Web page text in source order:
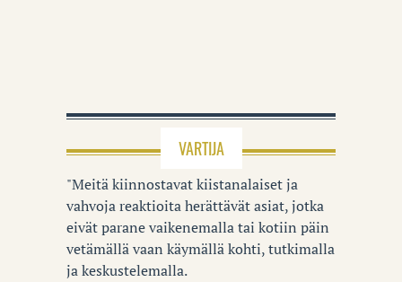
VARTIJA
"Meitä kiinnostavat kiistanalaiset ja
vahvoja reaktioita herättävät asiat, jotka
eivät parane vaikenemalla tai kotiin päin
vetämällä vaan käymällä kohti, tutkimalla
ja keskustelemalla.